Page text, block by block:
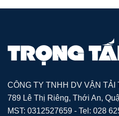
CÔNG TY TNHH DV VẬN TẢI
789 Lê Thị Riêng, Thới An,
MST: 0312527659 - Tel: 028